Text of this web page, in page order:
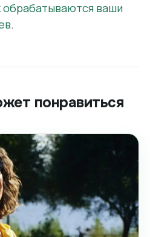
обрабатываются ваши
.
понравиться